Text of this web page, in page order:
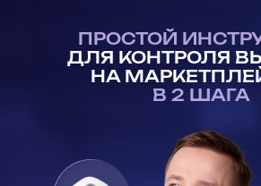
ПРОСТОЙ
ДЛЯ КОНТРОЛЯ
НА
В 2 ШАГА